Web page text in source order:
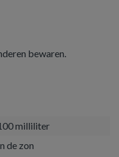
bewaren.
milliliter
de zon